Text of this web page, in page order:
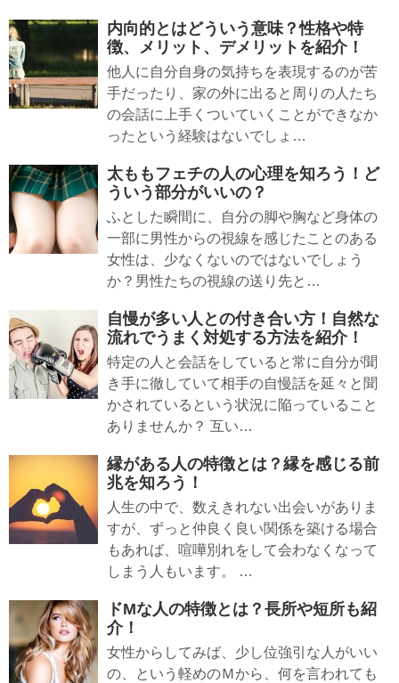
内向的とはどういう意味？性格や特
徴、メリット、デメリットを紹介！
他人に自分自身の気持ちを表現するのが苦
手だったり、家の外に出ると周りの人たち
の会話に上手くついていくことができなか
ったという経験はないでしょ…
太ももフェチの人の心理を知ろう！ど
ういう部分がいいの？
ふとした瞬間に、自分の脚や胸など身体の
一部に男性からの視線を感じたことのある
女性は、少なくないのではないでしょう
か？男性たちの視線の送り先と…
自慢が多い人との付き合い方！自然な
流れでうまく対処する方法を紹介！
特定の人と会話をしていると常に自分が聞
き手に徹していて相手の自慢話を延々と聞
かされているという状況に陥っていること
ありませんか？ 互い…
縁がある人の特徴とは？縁を感じる前
兆を知ろう！
人生の中で、数えきれない出会いがありま
すが、ずっと仲良く良い関係を築ける場合
もあれば、喧嘩別れをして会わなくなって
しまう人もいます。 …
ドMな人の特徴とは？長所や短所も紹
介！
女性からしてみば、少し位強引な人がいい
の、という軽めのＭから、何を言われても